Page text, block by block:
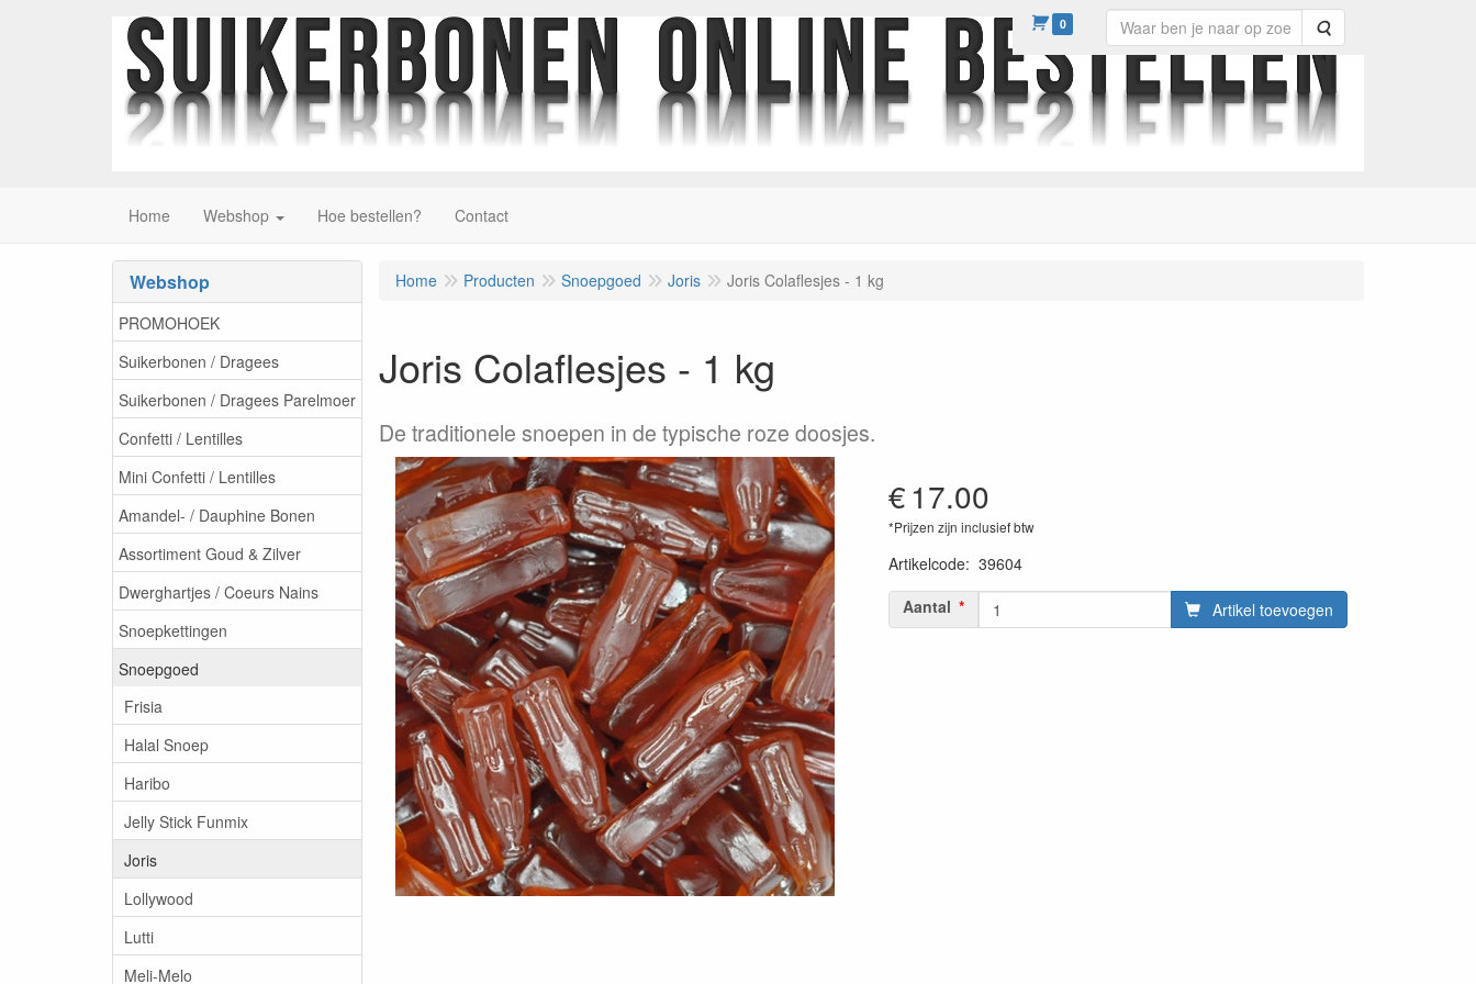
0 Zoeken
Home Webshop Hoe bestellen? Contact
Webshop
PROMOHOEK
Suikerbonen / Dragees
Suikerbonen / Dragees Parelmoer
Confetti / Lentilles
Mini Confetti / Lentilles
Amandel- / Dauphine Bonen
Assortiment Goud & Zilver
Dwerghartjes / Coeurs Nains
Snoepkettingen
Snoepgoed
Frisia
Halal Snoep
Haribo
Jelly Stick Funmix
Joris
Lollywood
Lutti
Meli-Melo
Home Producten Snoepgoed Joris Joris Colaflesjes - 1 kg
Joris Colaflesjes - 1 kg
De traditionele snoepen in de typische roze doosjes.
€17.00
*Prijzen zijn inclusief btw
Artikelcode: 39604
Aantal
Artikel toevoegen